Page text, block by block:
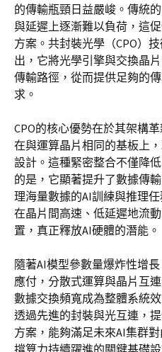
的傳輸瓶頸日益嚴峻。傳統
與延遲上逐漸難以負荷，這
方案。共封裝光學（CPO）
出，它將光學引擎與交換晶
傳輸路徑，從而提供足夠的
求。
CPO的核心優勢在於其架構
在與運算晶片相同的基板上
設計。這種緊密整合不僅降
的是，它顯著提升了數據傳
理海量數據的AI訓練與推理
在晶片間高速、低延遲地流
置，真正釋放AI硬體的潛能。
隨著AI模型參數量爆炸性增
應付，分散式運算與晶片互
數據交換頻寬成為整體系統
透過先進的封裝與光互連，
方案，能夠滿足未來AI集群
撐算力持續躍進的關鍵基礎設